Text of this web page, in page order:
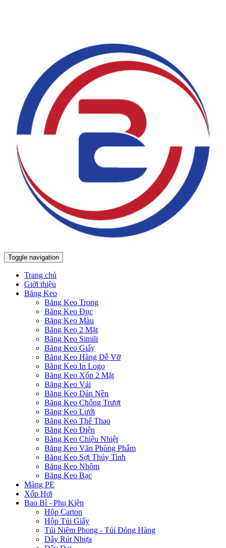
Toggle navigation
Trang chủ
Giới thiệu
Băng Keo
Băng Keo Trong
Băng Keo Đục
Băng Keo Màu
Băng Keo 2 Mặt
Băng Keo Simili
Băng Keo Giấy
Băng Keo Hàng Dễ Vỡ
Băng Keo In Logo
Băng Keo Xốp 2 Mặt
Băng Keo Vải
Băng Keo Dán Nền
Băng Keo Chống Trượt
Băng Keo Lưới
Băng Keo Thể Thao
Băng Keo Điện
Băng Keo Chiệu Nhiệt
Băng Keo Văn Phòng Phẩm
Băng Keo Sợi Thủy Tinh
Băng Keo Nhôm
Băng Keo Bạc
Màng PE
Xốp Hơi
Bao Bì - Phụ Kiện
Hộp Carton
Hộp Túi Giấy
Túi Niêm Phong - Túi Đóng Hàng
Dây Rút Nhựa